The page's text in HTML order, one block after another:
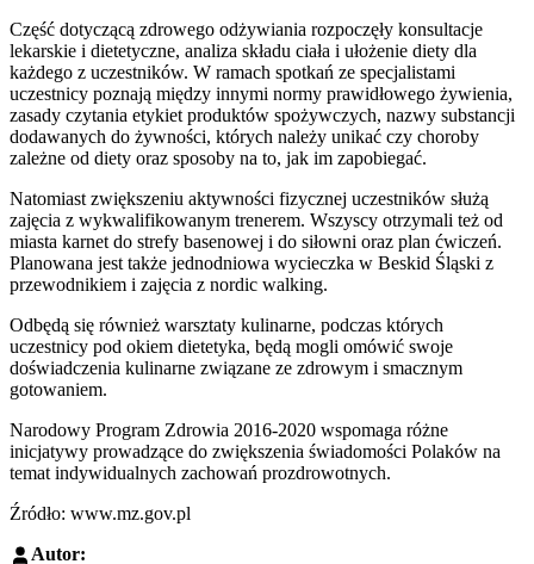
Część dotyczącą zdrowego odżywiania rozpoczęły konsultacje
lekarskie i dietetyczne, analiza składu ciała i ułożenie diety dla
każdego z uczestników. W ramach spotkań ze specjalistami
uczestnicy poznają między innymi normy prawidłowego żywienia,
zasady czytania etykiet produktów spożywczych, nazwy substancji
dodawanych do żywności, których należy unikać czy choroby
zależne od diety oraz sposoby na to, jak im zapobiegać.
Natomiast zwiększeniu aktywności fizycznej uczestników służą
zajęcia z wykwalifikowanym trenerem. Wszyscy otrzymali też od
miasta karnet do strefy basenowej i do siłowni oraz plan ćwiczeń.
Planowana jest także jednodniowa wycieczka w Beskid Śląski z
przewodnikiem i zajęcia z nordic walking.
Odbędą się również warsztaty kulinarne, podczas których
uczestnicy pod okiem dietetyka, będą mogli omówić swoje
doświadczenia kulinarne związane ze zdrowym i smacznym
gotowaniem.
Narodowy Program Zdrowia 2016-2020 wspomaga różne
inicjatywy prowadzące do zwiększenia świadomości Polaków na
temat indywidualnych zachowań prozdrowotnych.
Źródło: www.mz.gov.pl
Autor: